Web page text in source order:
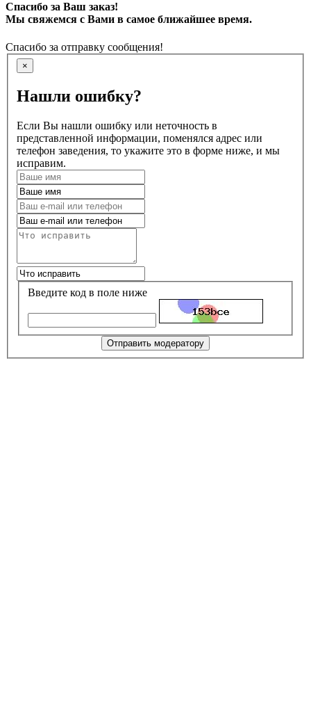
Спасибо за Ваш заказ!
Мы свяжемся с Вами в самое ближайшее время.
Спасибо за отправку сообщения!
×
Нашли ошибку?
Если Вы нашли ошибку или неточность в
представленной информации, поменялся адрес или
телефон заведения, то укажите это в форме ниже, и мы
исправим.
Введите код в поле ниже
Отправить модератору